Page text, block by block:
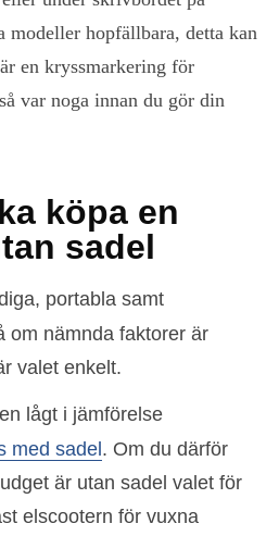
modeller hopfällbara, detta kan
en kryssmarkering för
var noga innan du gör din
köpa en
sadel
portabla samt
om nämnda faktorer är
valet enkelt.
lågt i jämförelse
med sadel. Om du därför
är utan sadel valet för
elscootern för vuxna